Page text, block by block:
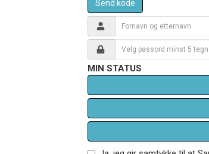
Send kode
MIN STATUS